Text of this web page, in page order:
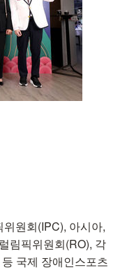
원회(IPC), 아시아,
림픽위원회(RO), 각
국제 장애인스포츠